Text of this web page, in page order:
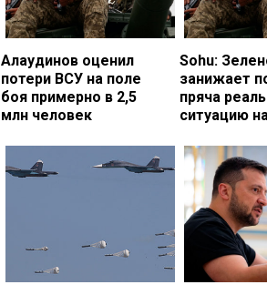
Алаудинов оценил
потери ВСУ на поле
боя примерно в 2,5
млн человек
Sohu:
занижает
пряча
ситуацию